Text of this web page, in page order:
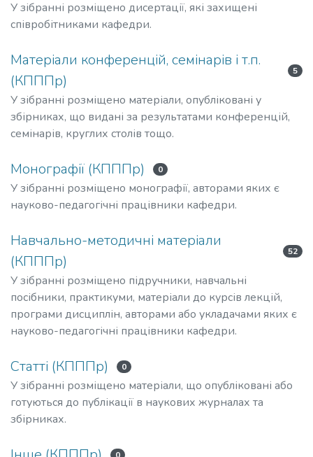
У зібранні розміщено дисертації, які захищені
співробітниками кафедри.
Матеріали конференцій, семінарів і т.п.
(КПППр)
5
У зібранні розміщено матеріали, опубліковані у
збірниках, що видані за результатами конференцій,
семінарів, круглих столів тощо.
Монографії (КПППр) 0
У зібранні розміщено монографії, авторами яких є
науково-педагогічні працівники кафедри.
Навчально-методичні матеріали
(КПППр)
52
У зібранні розміщено підручники, навчальні
посібники, практикуми, матеріали до курсів лекцій,
програми дисциплін, авторами або укладачами яких є
науково-педагогічні працівники кафедри.
Статті (КПППр) 0
У зібранні розміщено матеріали, що опубліковані або
готуються до публікації в наукових журналах та
збірниках.